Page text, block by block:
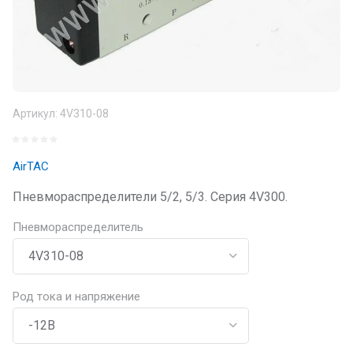
Артикул: 4V310-08
AirTAC
Пневмораспределители 5/2, 5/3. Серия 4V300.
Пневмораспределитель
Род тока и напряжение